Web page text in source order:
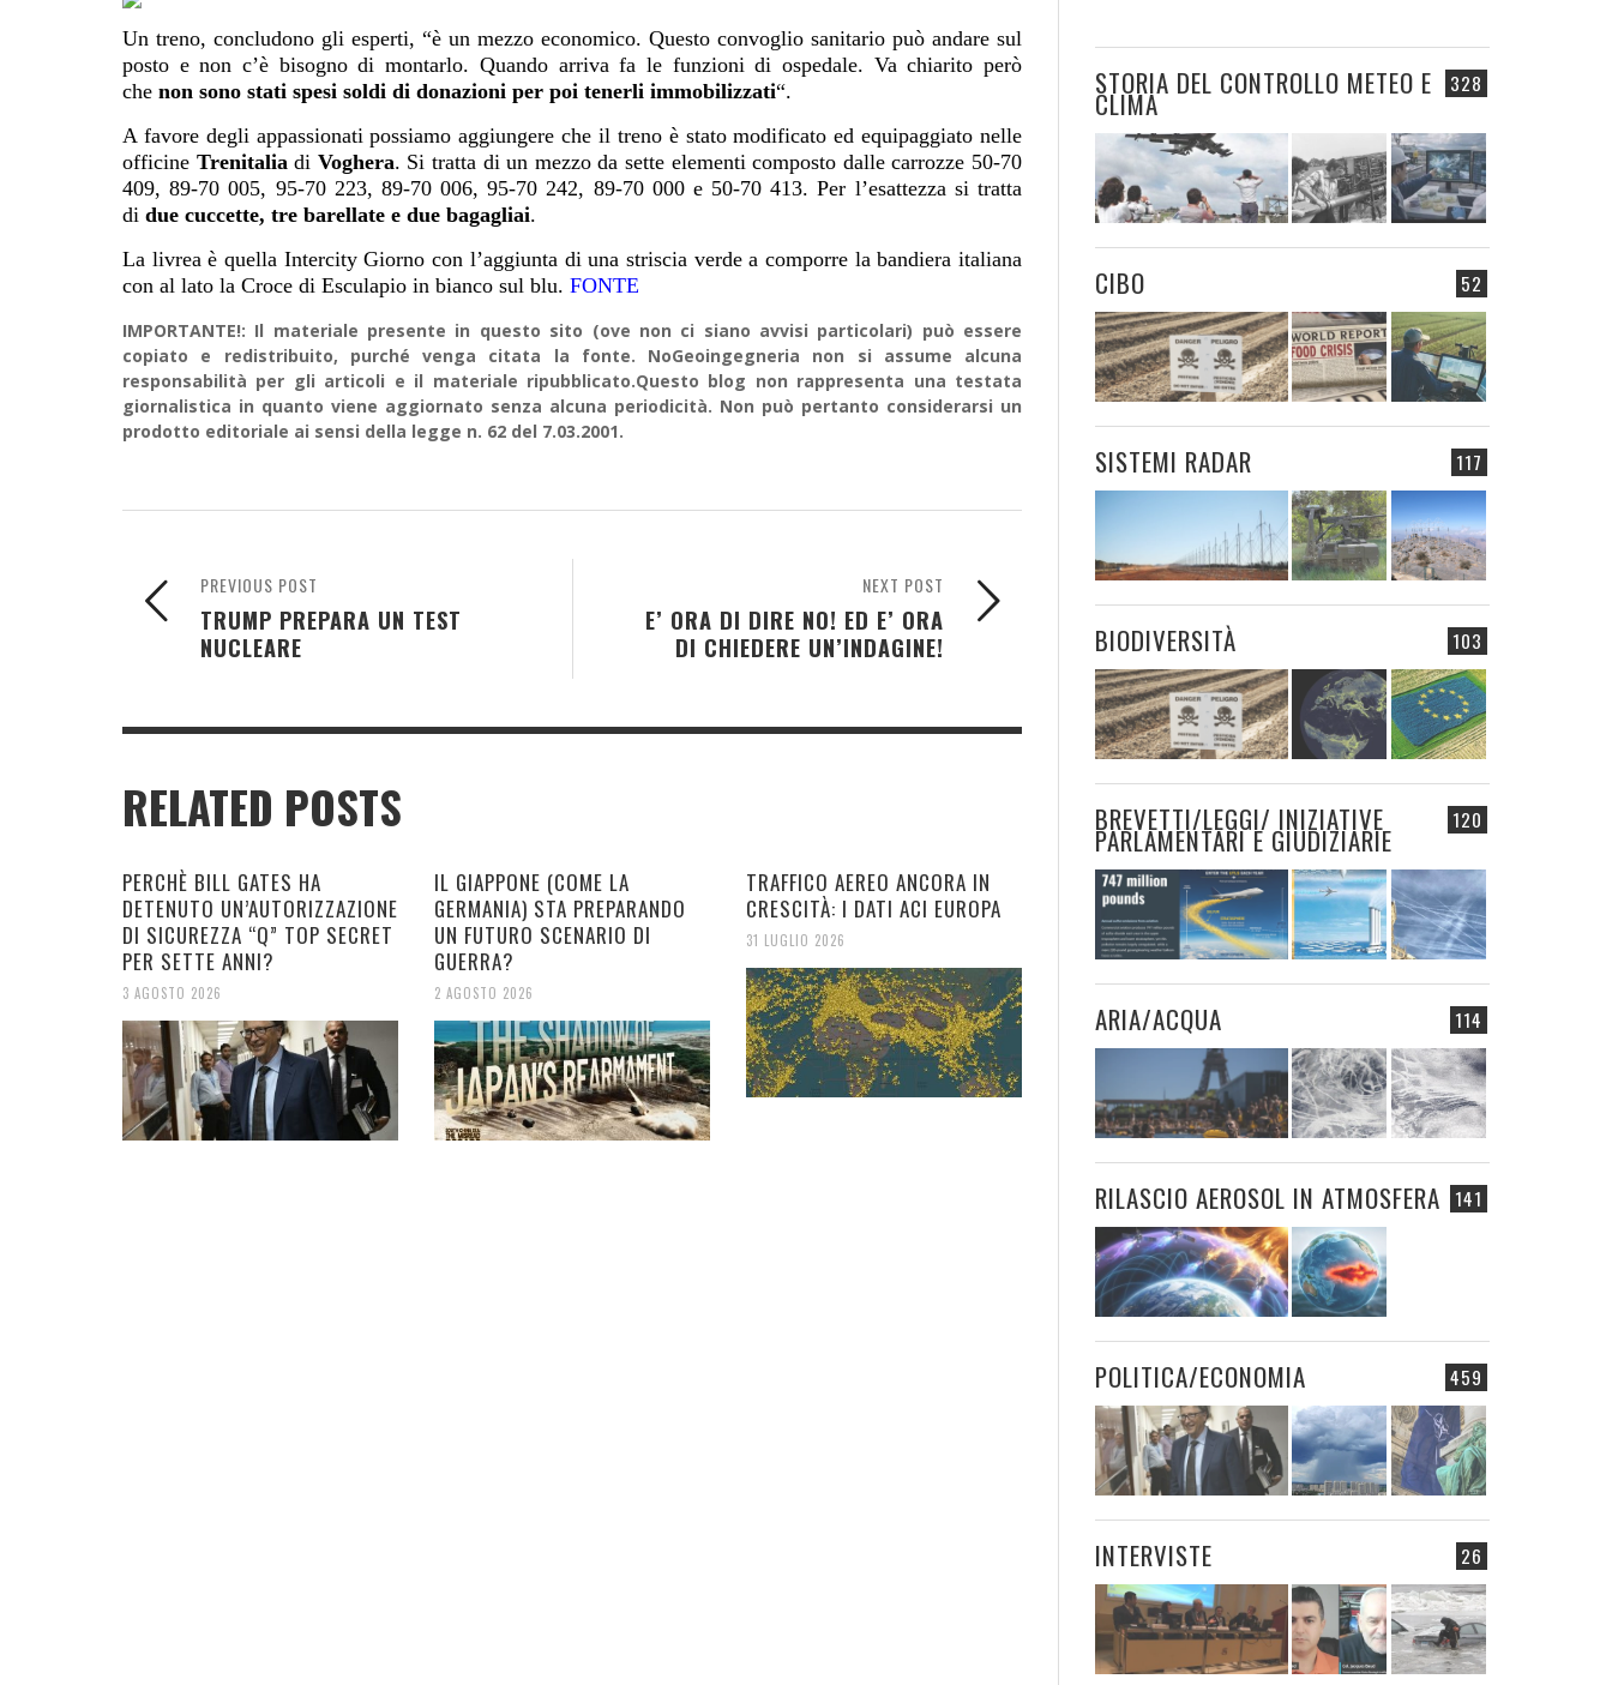
Un treno, concludono gli esperti, “è un mezzo economico. Questo convoglio sanitario può andare sul
posto e non c’è bisogno di montarlo. Quando arriva fa le funzioni di ospedale. Va chiarito però
che non sono stati spesi soldi di donazioni per poi tenerli immobilizzati“.
A favore degli appassionati possiamo aggiungere che il treno è stato modificato ed equipaggiato nelle
officine Trenitaliadi Voghera. Si tratta di un mezzo da sette elementi composto dalle carrozze 50-70
409, 89-70 005, 95-70 223, 89-70 006, 95-70 242, 89-70 000 e 50-70 413. Per l’esattezza si tratta
di due cuccette, tre barellate e due bagagliai.
La livrea è quella Intercity Giorno con l’aggiunta di una striscia verde a comporre la bandiera italiana
con al lato la Croce di Esculapio in bianco sul blu. FONTE
IMPORTANTE!: Il materiale presente in questo sito (ove non ci siano avvisi particolari) può essere
copiato e redistribuito, purché venga citata la fonte. NoGeoingegneria non si assume alcuna
responsabilità per gli articoli e il materiale ripubblicato.Questo blog non rappresenta una testata
giornalistica in quanto viene aggiornato senza alcuna periodicità. Non può pertanto considerarsi un
prodotto editoriale ai sensi della legge n. 62 del 7.03.2001.
NEXT POST
E’ ORA DI DIRE NO! ED E’ ORA
DI CHIEDERE UN’INDAGINE!
PREVIOUS POST
TRUMP PREPARA UN TEST
NUCLEARE
RELATED POSTS
PERCHÈ BILL GATES HA
DETENUTO UN’AUTORIZZAZIONE
DI SICUREZZA “Q” TOP SECRET
PER SETTE ANNI?
3 AGOSTO 2026
IL GIAPPONE (COME LA
GERMANIA) STA PREPARANDO
UN FUTURO SCENARIO DI
GUERRA?
2 AGOSTO 2026
TRAFFICO AEREO ANCORA IN
CRESCITÀ: I DATI ACI EUROPA
31 LUGLIO 2026
328
STORIA DEL CONTROLLO METEO E
CLIMA
52
CIBO
117
SISTEMI RADAR
103
BIODIVERSITÀ
120
BREVETTI/LEGGI/ INIZIATIVE
PARLAMENTARI E GIUDIZIARIE
114
ARIA/ACQUA
141
RILASCIO AEROSOL IN ATMOSFERA
459
POLITICA/ECONOMIA
26
INTERVISTE